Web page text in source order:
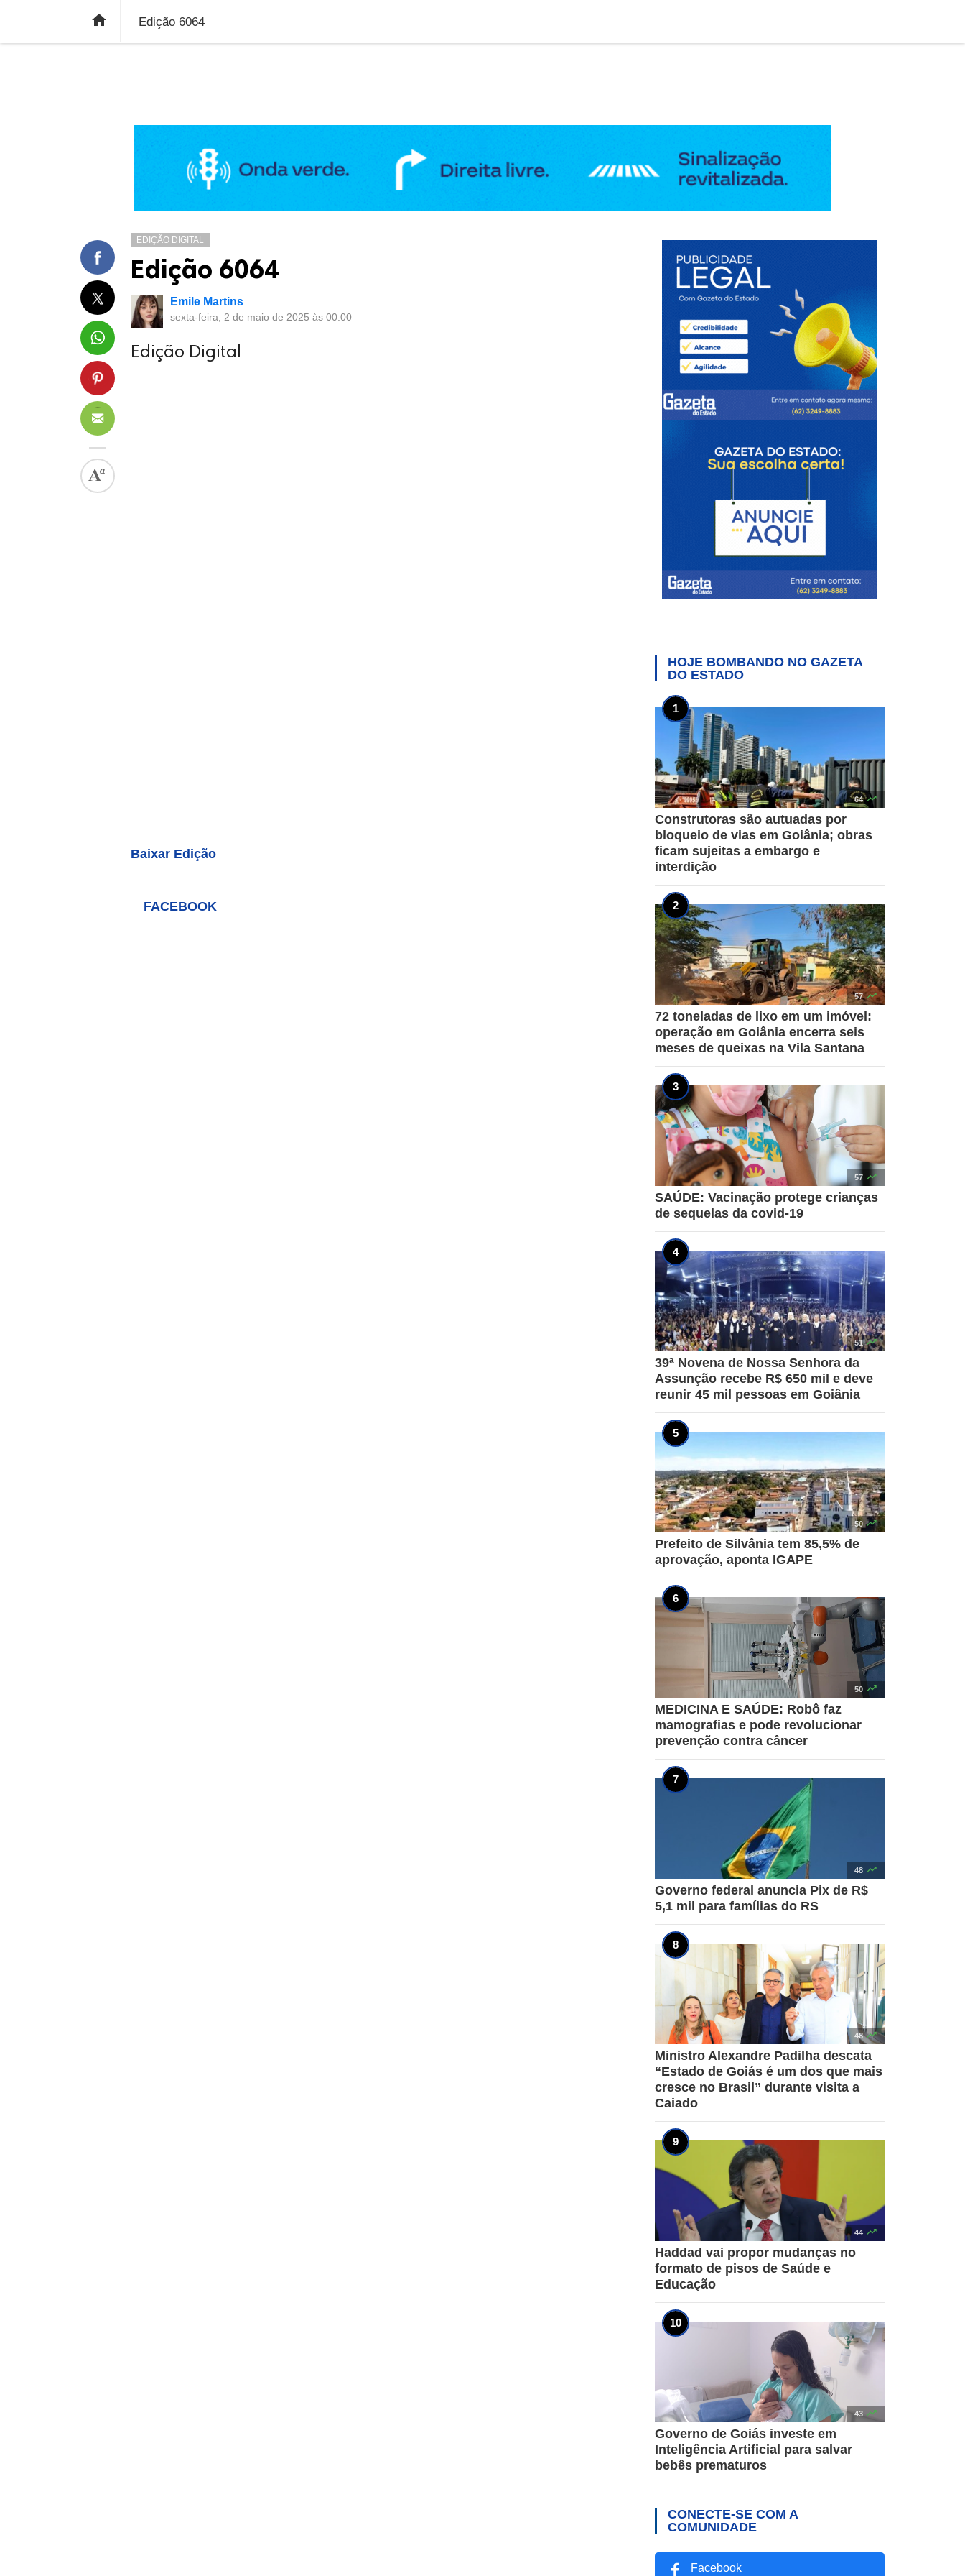

Edição 6064
EDIÇÃO DIGITAL
Edição 6064
Emile Martins
sexta-feira, 2 de maio de 2025 às 00:00
Edição Digital
Baixar Edição
FACEBOOK
HOJE BOMBANDO NO GAZETA
DO ESTADO
64 
Construtoras são autuadas por
bloqueio de vias em Goiânia; obras
ficam sujeitas a embargo e
interdição
57 
72 toneladas de lixo em um imóvel:
operação em Goiânia encerra seis
meses de queixas na Vila Santana
57 
SAÚDE: Vacinação protege crianças
de sequelas da covid-19
51 
39ª Novena de Nossa Senhora da
Assunção recebe R$ 650 mil e deve
reunir 45 mil pessoas em Goiânia
50 
Prefeito de Silvânia tem 85,5% de
aprovação, aponta IGAPE
50 
MEDICINA E SAÚDE: Robô faz
mamografias e pode revolucionar
prevenção contra câncer
48 
Governo federal anuncia Pix de R$
5,1 mil para famílias do RS
48 
Ministro Alexandre Padilha descata
“Estado de Goiás é um dos que mais
cresce no Brasil” durante visita a
Caiado
44 
Haddad vai propor mudanças no
formato de pisos de Saúde e
Educação
43 
Governo de Goiás investe em
Inteligência Artificial para salvar
bebês prematuros
CONECTE-SE COM A
COMUNIDADE
Facebook